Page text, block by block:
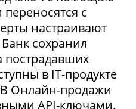
с
настраивают
сохранил
пострадавших
в IT-продукте
Онлайн-продажи
API-ключами.